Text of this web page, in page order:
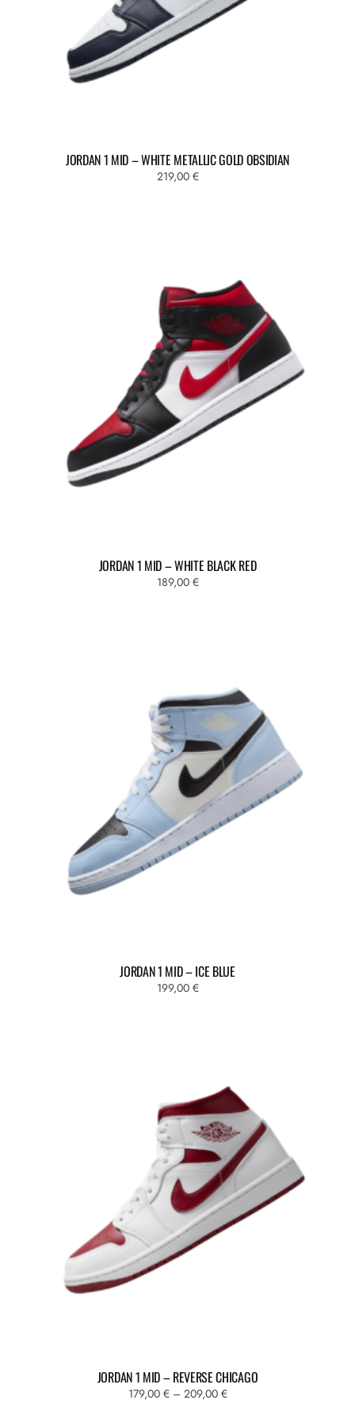
JORDAN 1 MID – WHITE METALLIC GOLD OBSIDIAN
219,00 €
JORDAN 1 MID – WHITE BLACK RED
189,00 €
JORDAN 1 MID – ICE BLUE
199,00 €
JORDAN 1 MID – REVERSE CHICAGO
179,00 € – 209,00 €Fascia